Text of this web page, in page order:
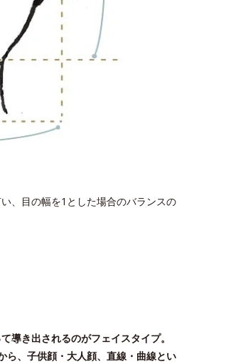
、目の幅を1とした場合のバランスの
導き出されるのがフェイスタイプ。
ら、子供顔・大人顔、直線・曲線とい